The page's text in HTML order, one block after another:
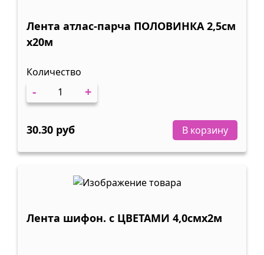
Лента атлас-парча ПОЛОВИНКА 2,5см
х20м
Количество
- +
30.30 руб В корзину
Лента шифон. с ЦВЕТАМИ 4,0смх2м